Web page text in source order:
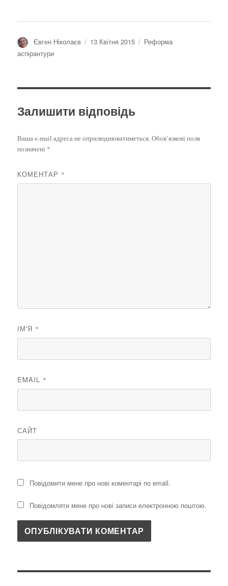
Автор
Євген Ніколаєв Оприлюднено
13 Квітня 2015 Категорії
Реформа
аспірантури
Залишити відповідь
Ваша e-mail адреса не оприлюднюватиметься. Обов’язкові поля
позначені *
КОМЕНТАР *
ІМ'Я *
EMAIL *
САЙТ
Повідомити мене про нові коментарі по email.
Повідомляти мене про нові записи електронною поштою.